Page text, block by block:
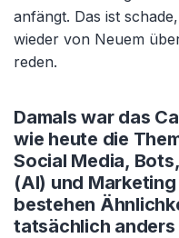
anfängt. Das ist
wieder von Neuem
reden.
Damals war das
wie heute die
Social Media,
(AI) und
bestehen
tatsächlich